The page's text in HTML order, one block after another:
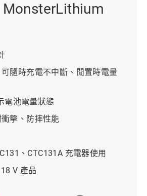
設備
Lift
隨時充電不中斷、閒置時電量
電池電量狀態
擊、防摔性能
、CTC131A 充電器使用
V 產品